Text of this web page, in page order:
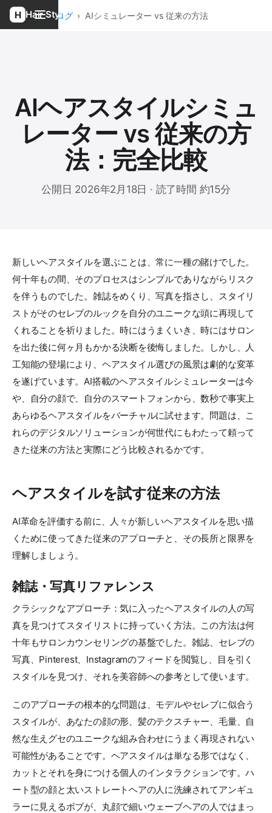
Hair Style
ホーム › ブログ › AIシミュレーター vs 従来の方法
AIヘアスタイルシミュ
レーター vs 従来の方
法：完全比較
公開日 2026年2月18日 · 読了時間 約15分
新しいヘアスタイルを選ぶことは、常に一種の賭けでした。
何十年もの間、そのプロセスはシンプルでありながらリスク
を伴うものでした。雑誌をめくり、写真を指さし、スタイリ
ストがそのセレブのルックを自分のユニークな頭に再現して
くれることを祈りました。時にはうまくいき、時にはサロン
を出た後に何ヶ月もかかる決断を後悔しました。しかし、人
工知能の登場により、ヘアスタイル選びの風景は劇的な変革
を遂げています。AI搭載のヘアスタイルシミュレーターは今
や、自分の顔で、自分のスマートフォンから、数秒で事実上
あらゆるヘアスタイルをバーチャルに試せます。問題は、こ
れらのデジタルソリューションが何世代にもわたって頼って
きた従来の方法と実際にどう比較されるかです。
ヘアスタイルを試す従来の方法
AI革命を評価する前に、人々が新しいヘアスタイルを思い描
くために使ってきた従来のアプローチと、その長所と限界を
理解しましょう。
雑誌・写真リファレンス
クラシックなアプローチ：気に入ったヘアスタイルの人の写
真を見つけてスタイリストに持っていく方法。この方法は何
十年もサロンカウンセリングの基盤でした。雑誌、セレブの
写真、Pinterest、Instagramのフィードを閲覧し、目を引く
スタイルを見つけ、それを美容師への参考として使います。
このアプローチの根本的な問題は、モデルやセレブに似合う
スタイルが、あなたの顔の形、髪のテクスチャー、毛量、自
然な生えグセのユニークな組み合わせにうまく再現されない
可能性があることです。ヘアスタイルは単なる形ではなく、
カットとそれを身につける個人のインタラクションです。ハ
ート型の顔と太いストレートヘアの人に洗練されてアンギュ
ラーに見えるボブが、丸顔で細いウェーブヘアの人ではまっ